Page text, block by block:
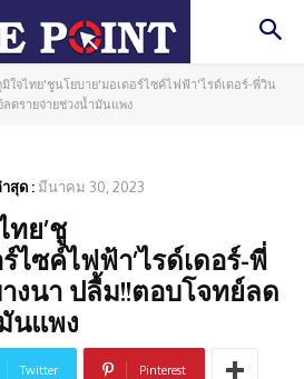
ใจไทย'ชูนโยบาย'มอเตอร์ไซค์ไฟฟ้า'ไรด์เดอร์-พี่วิน
ดรายจ่ายช่วงน้ำมันแพง
สุด : มีนาคม 30, 2023
ย’ชู
ไซค์ไฟฟ้า’ไรด์เดอร์-พี่
งนา ปลื้ม!!ตอบโจทย์ลด
นแพง
Twitter Pinterest